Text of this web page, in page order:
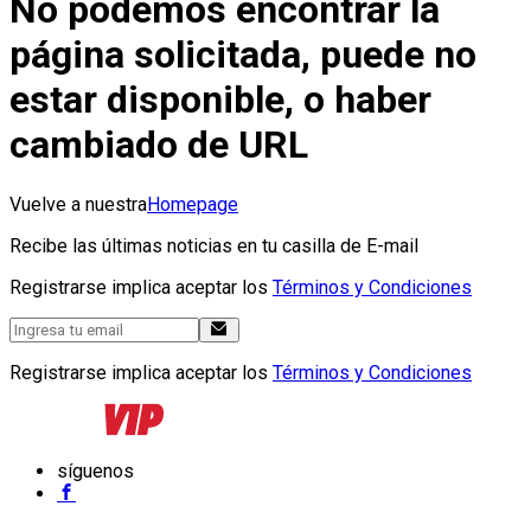
No podemos encontrar la
página solicitada, puede no
estar disponible, o haber
cambiado de URL
Vuelve a nuestraHomepage
Recibe las últimas noticias en tu casilla de E-mail
Registrarse implica aceptar los Términos y Condiciones
Registrarse implica aceptar los Términos y Condiciones
síguenos